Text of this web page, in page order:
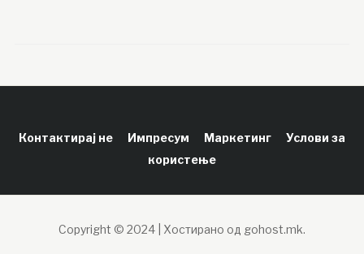
Контактирај не Импресум Маркетинг
Услови за
користење
Copyright © 2024 | Хостирано од gohost.mk.